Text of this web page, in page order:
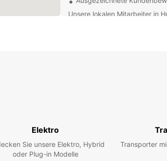
Unsere lokalen Mitarbeiter in
Elektro
Sie unsere Elektro, Hybrid
oder Plug-in Modelle
Transporter